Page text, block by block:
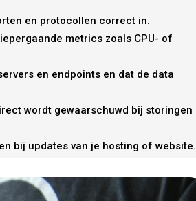
en protocollen correct in.
metrics zoals CPU- of
en endpoints en dat de data
wordt gewaarschuwd bij storingen
bij updates van je hosting of website.